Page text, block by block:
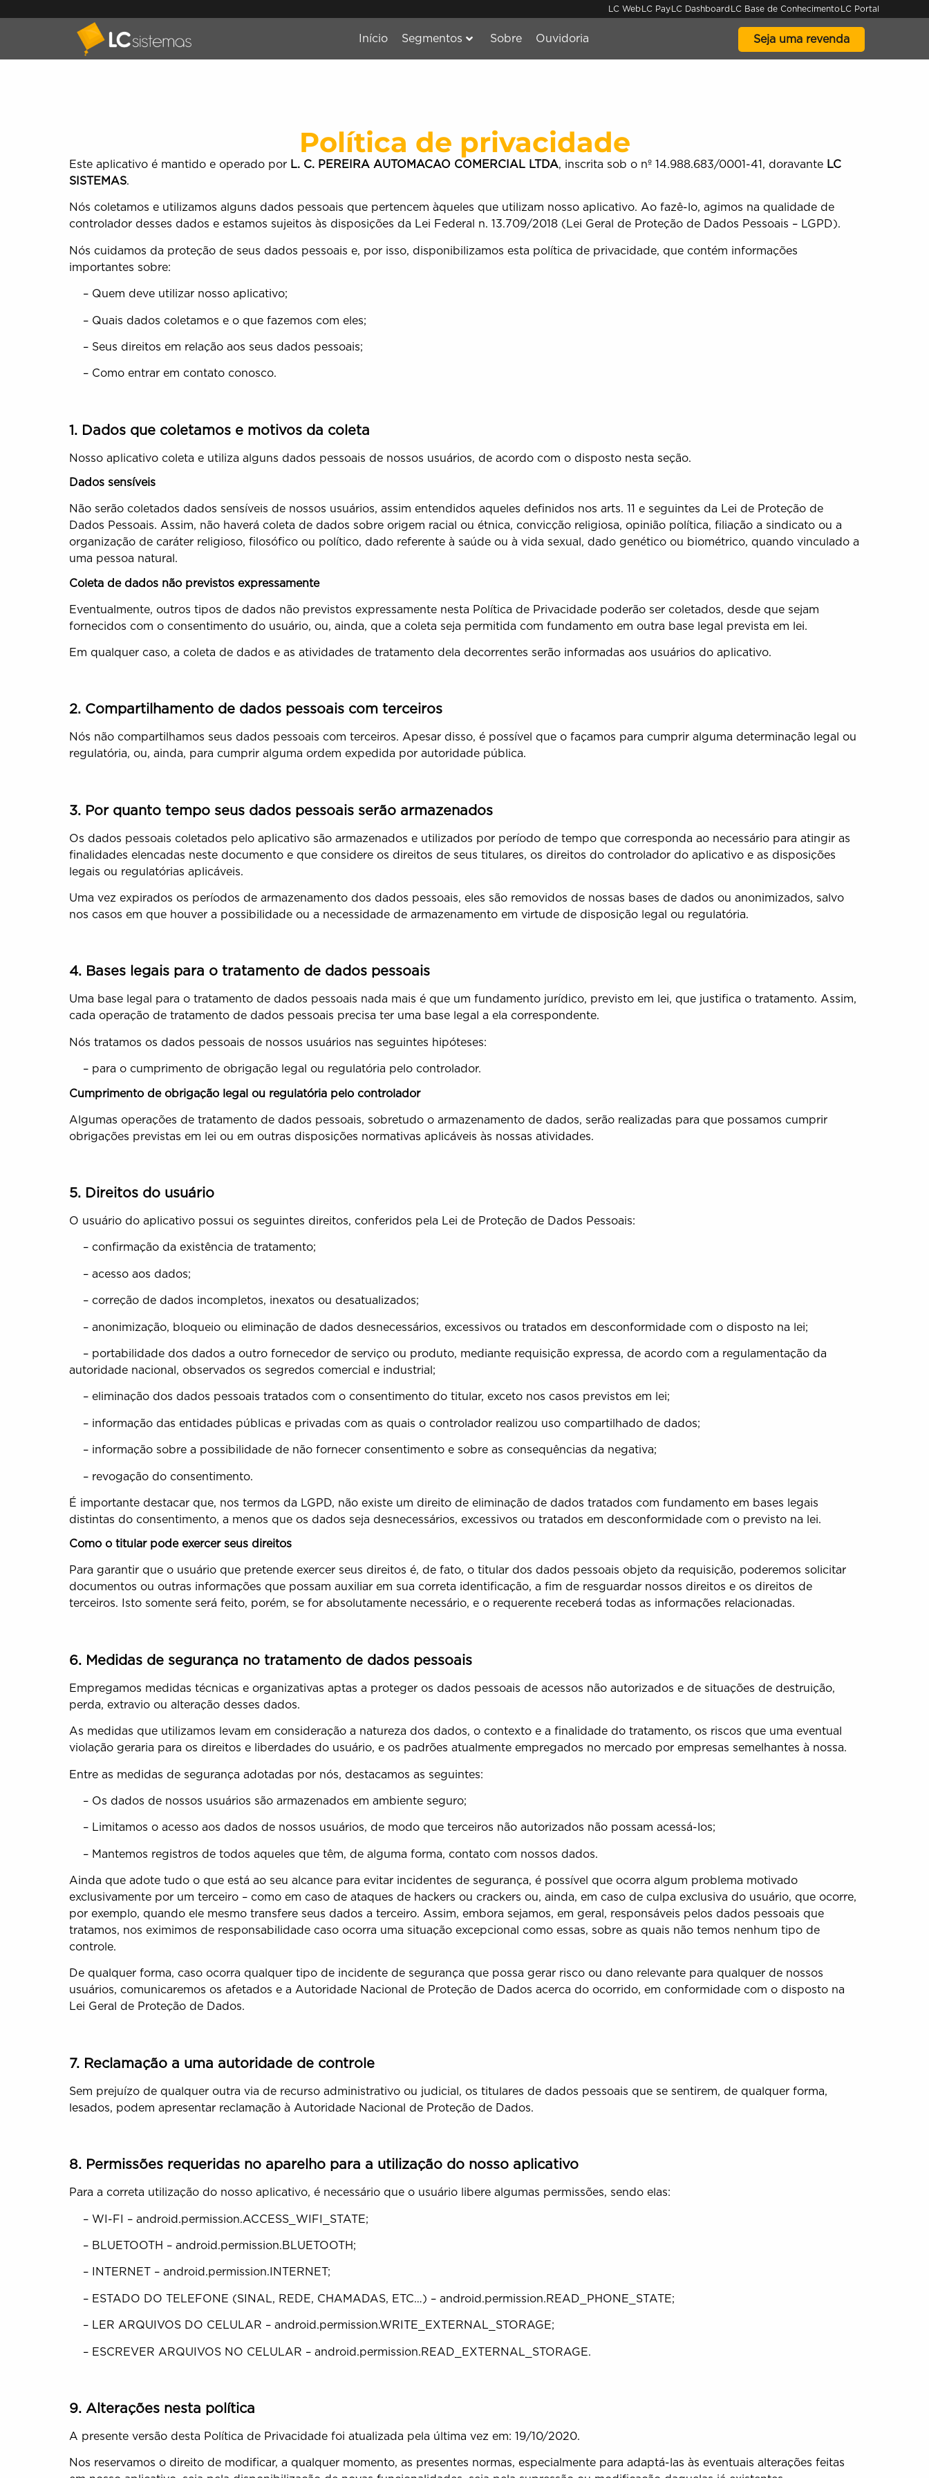
LC Web LC Pay LC Dashboard LC Base de Conhecimento LC Portal
Início Segmentos Sobre Ouvidoria Seja uma revenda
Política de privacidade
Este aplicativo é mantido e operado por L. C. PEREIRA AUTOMACAO COMERCIAL LTDA, inscrita sob o nº 14.988.683/0001-41, doravante LC
SISTEMAS.
Nós coletamos e utilizamos alguns dados pessoais que pertencem àqueles que utilizam nosso aplicativo. Ao fazê-lo, agimos na qualidade de
controlador desses dados e estamos sujeitos às disposições da Lei Federal n. 13.709/2018 (Lei Geral de Proteção de Dados Pessoais – LGPD).
Nós cuidamos da proteção de seus dados pessoais e, por isso, disponibilizamos esta política de privacidade, que contém informações
importantes sobre:
– Quem deve utilizar nosso aplicativo;
– Quais dados coletamos e o que fazemos com eles;
– Seus direitos em relação aos seus dados pessoais;
– Como entrar em contato conosco.
1. Dados que coletamos e motivos da coleta
Nosso aplicativo coleta e utiliza alguns dados pessoais de nossos usuários, de acordo com o disposto nesta seção.
Dados sensíveis
Não serão coletados dados sensíveis de nossos usuários, assim entendidos aqueles definidos nos arts. 11 e seguintes da Lei de Proteção de
Dados Pessoais. Assim, não haverá coleta de dados sobre origem racial ou étnica, convicção religiosa, opinião política, filiação a sindicato ou a
organização de caráter religioso, filosófico ou político, dado referente à saúde ou à vida sexual, dado genético ou biométrico, quando vinculado a
uma pessoa natural.
Coleta de dados não previstos expressamente
Eventualmente, outros tipos de dados não previstos expressamente nesta Política de Privacidade poderão ser coletados, desde que sejam
fornecidos com o consentimento do usuário, ou, ainda, que a coleta seja permitida com fundamento em outra base legal prevista em lei.
Em qualquer caso, a coleta de dados e as atividades de tratamento dela decorrentes serão informadas aos usuários do aplicativo.
2. Compartilhamento de dados pessoais com terceiros
Nós não compartilhamos seus dados pessoais com terceiros. Apesar disso, é possível que o façamos para cumprir alguma determinação legal ou
regulatória, ou, ainda, para cumprir alguma ordem expedida por autoridade pública.
3. Por quanto tempo seus dados pessoais serão armazenados
Os dados pessoais coletados pelo aplicativo são armazenados e utilizados por período de tempo que corresponda ao necessário para atingir as
finalidades elencadas neste documento e que considere os direitos de seus titulares, os direitos do controlador do aplicativo e as disposições
legais ou regulatórias aplicáveis.
Uma vez expirados os períodos de armazenamento dos dados pessoais, eles são removidos de nossas bases de dados ou anonimizados, salvo
nos casos em que houver a possibilidade ou a necessidade de armazenamento em virtude de disposição legal ou regulatória.
4. Bases legais para o tratamento de dados pessoais
Uma base legal para o tratamento de dados pessoais nada mais é que um fundamento jurídico, previsto em lei, que justifica o tratamento. Assim,
cada operação de tratamento de dados pessoais precisa ter uma base legal a ela correspondente.
Nós tratamos os dados pessoais de nossos usuários nas seguintes hipóteses:
– para o cumprimento de obrigação legal ou regulatória pelo controlador.
Cumprimento de obrigação legal ou regulatória pelo controlador
Algumas operações de tratamento de dados pessoais, sobretudo o armazenamento de dados, serão realizadas para que possamos cumprir
obrigações previstas em lei ou em outras disposições normativas aplicáveis às nossas atividades.
5. Direitos do usuário
O usuário do aplicativo possui os seguintes direitos, conferidos pela Lei de Proteção de Dados Pessoais:
– confirmação da existência de tratamento;
– acesso aos dados;
– correção de dados incompletos, inexatos ou desatualizados;
– anonimização, bloqueio ou eliminação de dados desnecessários, excessivos ou tratados em desconformidade com o disposto na lei;
– portabilidade dos dados a outro fornecedor de serviço ou produto, mediante requisição expressa, de acordo com a regulamentação da
autoridade nacional, observados os segredos comercial e industrial;
– eliminação dos dados pessoais tratados com o consentimento do titular, exceto nos casos previstos em lei;
– informação das entidades públicas e privadas com as quais o controlador realizou uso compartilhado de dados;
– informação sobre a possibilidade de não fornecer consentimento e sobre as consequências da negativa;
– revogação do consentimento.
É importante destacar que, nos termos da LGPD, não existe um direito de eliminação de dados tratados com fundamento em bases legais
distintas do consentimento, a menos que os dados seja desnecessários, excessivos ou tratados em desconformidade com o previsto na lei.
Como o titular pode exercer seus direitos
Para garantir que o usuário que pretende exercer seus direitos é, de fato, o titular dos dados pessoais objeto da requisição, poderemos solicitar
documentos ou outras informações que possam auxiliar em sua correta identificação, a fim de resguardar nossos direitos e os direitos de
terceiros. Isto somente será feito, porém, se for absolutamente necessário, e o requerente receberá todas as informações relacionadas.
6. Medidas de segurança no tratamento de dados pessoais
Empregamos medidas técnicas e organizativas aptas a proteger os dados pessoais de acessos não autorizados e de situações de destruição,
perda, extravio ou alteração desses dados.
As medidas que utilizamos levam em consideração a natureza dos dados, o contexto e a finalidade do tratamento, os riscos que uma eventual
violação geraria para os direitos e liberdades do usuário, e os padrões atualmente empregados no mercado por empresas semelhantes à nossa.
Entre as medidas de segurança adotadas por nós, destacamos as seguintes:
– Os dados de nossos usuários são armazenados em ambiente seguro;
– Limitamos o acesso aos dados de nossos usuários, de modo que terceiros não autorizados não possam acessá-los;
– Mantemos registros de todos aqueles que têm, de alguma forma, contato com nossos dados.
Ainda que adote tudo o que está ao seu alcance para evitar incidentes de segurança, é possível que ocorra algum problema motivado
exclusivamente por um terceiro – como em caso de ataques de hackers ou crackers ou, ainda, em caso de culpa exclusiva do usuário, que ocorre,
por exemplo, quando ele mesmo transfere seus dados a terceiro. Assim, embora sejamos, em geral, responsáveis pelos dados pessoais que
tratamos, nos eximimos de responsabilidade caso ocorra uma situação excepcional como essas, sobre as quais não temos nenhum tipo de
controle.
De qualquer forma, caso ocorra qualquer tipo de incidente de segurança que possa gerar risco ou dano relevante para qualquer de nossos
usuários, comunicaremos os afetados e a Autoridade Nacional de Proteção de Dados acerca do ocorrido, em conformidade com o disposto na
Lei Geral de Proteção de Dados.
7. Reclamação a uma autoridade de controle
Sem prejuízo de qualquer outra via de recurso administrativo ou judicial, os titulares de dados pessoais que se sentirem, de qualquer forma,
lesados, podem apresentar reclamação à Autoridade Nacional de Proteção de Dados.
8. Permissões requeridas no aparelho para a utilização do nosso aplicativo
Para a correta utilização do nosso aplicativo, é necessário que o usuário libere algumas permissões, sendo elas:
– WI-FI – android.permission.ACCESS_WIFI_STATE;
– BLUETOOTH – android.permission.BLUETOOTH;
– INTERNET – android.permission.INTERNET;
– ESTADO DO TELEFONE (SINAL, REDE, CHAMADAS, ETC…) – android.permission.READ_PHONE_STATE;
– LER ARQUIVOS DO CELULAR – android.permission.WRITE_EXTERNAL_STORAGE;
– ESCREVER ARQUIVOS NO CELULAR – android.permission.READ_EXTERNAL_STORAGE.
9. Alterações nesta política
A presente versão desta Política de Privacidade foi atualizada pela última vez em: 19/10/2020.
Nos reservamos o direito de modificar, a qualquer momento, as presentes normas, especialmente para adaptá-las às eventuais alterações feitas